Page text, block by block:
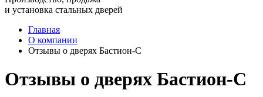
и установка стальных дверей
Главная
О компании
Отзывы о дверях Бастион-С
Отзывы о дверях Бастион-С